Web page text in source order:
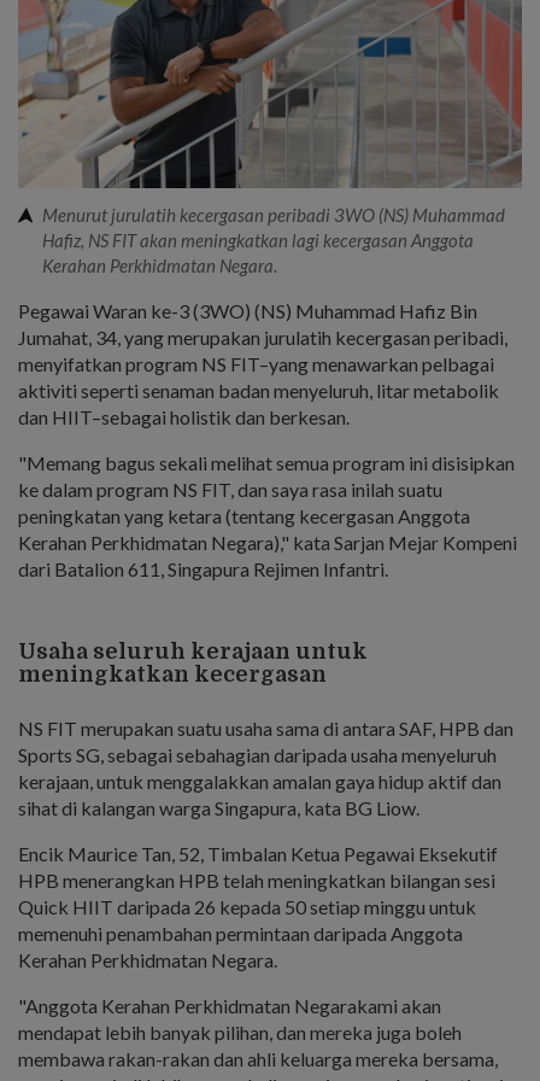
Menurut jurulatih kecergasan peribadi 3WO (NS) Muhammad
Hafiz, NS FIT akan meningkatkan lagi kecergasan Anggota
Kerahan Perkhidmatan Negara.
Pegawai Waran ke-3 (3WO) (NS) Muhammad Hafiz Bin
Jumahat, 34, yang merupakan jurulatih kecergasan peribadi,
menyifatkan program NS FIT–yang menawarkan pelbagai
aktiviti seperti senaman badan menyeluruh, litar metabolik
dan HIIT–sebagai holistik dan berkesan.
"Memang bagus sekali melihat semua program ini disisipkan
ke dalam program NS FIT, dan saya rasa inilah suatu
peningkatan yang ketara (tentang kecergasan Anggota
Kerahan Perkhidmatan Negara)," kata Sarjan Mejar Kompeni
dari Batalion 611, Singapura Rejimen Infantri.
Usaha seluruh kerajaan untuk
meningkatkan kecergasan
NS FIT merupakan suatu usaha sama di antara SAF, HPB dan
Sports SG, sebagai sebahagian daripada usaha menyeluruh
kerajaan, untuk menggalakkan amalan gaya hidup aktif dan
sihat di kalangan warga Singapura, kata BG Liow.
Encik Maurice Tan, 52, Timbalan Ketua Pegawai Eksekutif
HPB menerangkan HPB telah meningkatkan bilangan sesi
Quick HIIT daripada 26 kepada 50 setiap minggu untuk
memenuhi penambahan permintaan daripada Anggota
Kerahan Perkhidmatan Negara.
"Anggota Kerahan Perkhidmatan Negarakami akan
mendapat lebih banyak pilihan, dan mereka juga boleh
membawa rakan-rakan dan ahli keluarga mereka bersama,